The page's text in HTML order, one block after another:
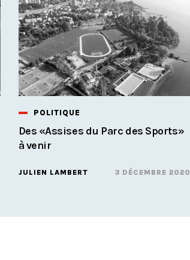
POLITIQUE
Des «Assises du Parc des Sports»
à venir
JULIEN LAMBERT 3 DÉCEMBRE 2020